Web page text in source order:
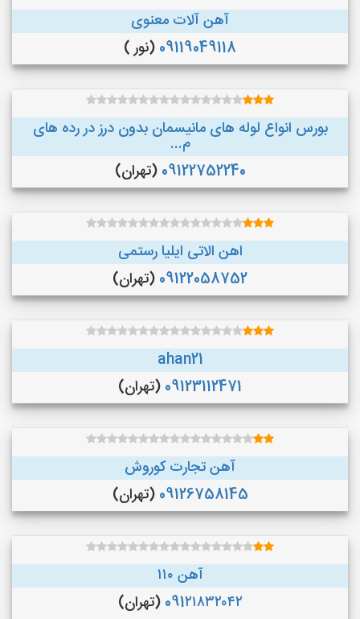
آهن آلات معنوی
09119049118 (نور )
بورس انواع لوله های مانیسمان بدون درز در رده های
م...
09122752240 (تهران)
اهن الاتی ایلیا رستمی
09122058752 (تهران)
ahan21
09123112471 (تهران)
آهن تجارت کوروش
09126758145 (تهران)
آهن ۱۱۰
091۲۱۸۳۲۰۴۲ (تهران)